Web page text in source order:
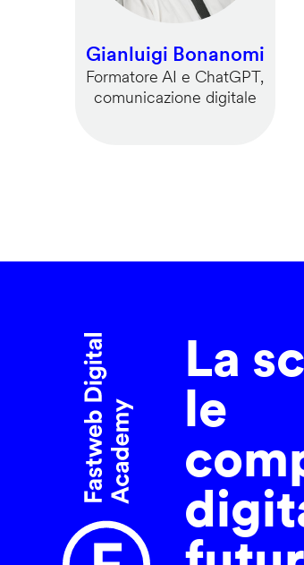
Gianluigi Bonanomi
Formatore AI e ChatGPT,
comunicazione digitale
La
le